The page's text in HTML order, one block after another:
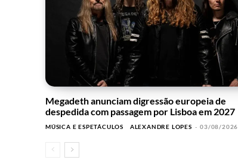
Megadeth anunciam digressão europeia de
despedida com passagem por Lisboa em 2027
MÚSICA E ESPETÁCULOS ALEXANDRE LOPES - 03/08/2026